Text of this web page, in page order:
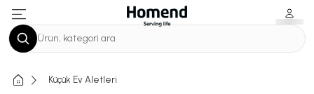
Ürün, kategori ara
Küçük Ev Aletleri